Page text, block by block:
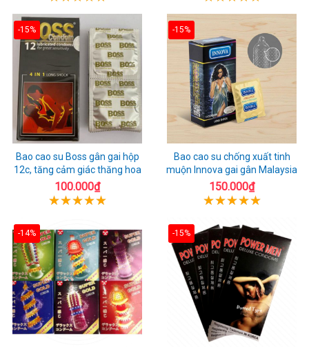
-15%
Bao cao su Boss gân gai hộp
12c, tăng cảm giác thăng hoa
100.000₫
-15%
Bao cao su chống xuất tinh
muộn Innova gai gân Malaysia
150.000₫
-14% -15%